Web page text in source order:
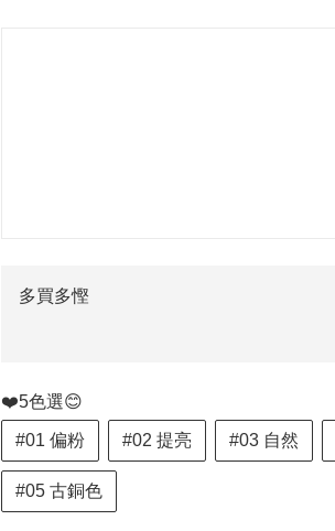
多買多慳
❤️5色選😊
#01 偏粉 #02 提亮 #03 自然
#05 古銅色